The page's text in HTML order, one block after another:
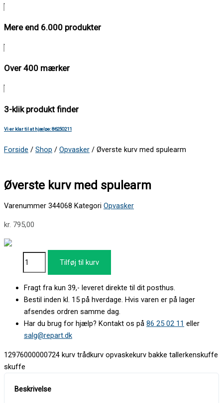
Mere end 6.000 produkter
Over 400 mærker
3-klik produkt finder
Vi er klar til at hjælpe: 86250211
Forside / Shop / Opvasker / Øverste kurv med spulearm
Øverste kurv med spulearm
Varenummer 344068 Kategori Opvasker
kr. 795,00
Tilføj til kurv
Fragt fra kun 39,- leveret direkte til dit posthus.
Bestil inden kl. 15 på hverdage. Hvis varen er på lager
afsendes ordren samme dag.
Har du brug for hjælp? Kontakt os på 86 25 02 11 eller
salg@repart.dk
12976000000724 kurv trådkurv opvaskekurv bakke tallerkenskuffe
skuffe